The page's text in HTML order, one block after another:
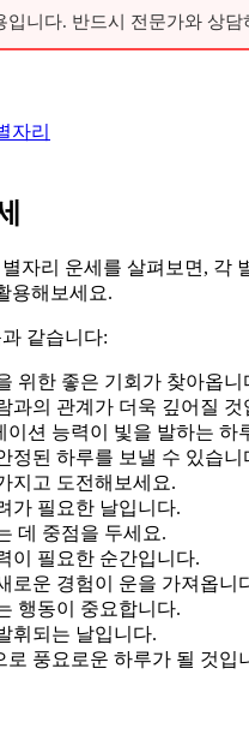
입니다. 반드시 전문가와 상담
자리
별자리 운세를 살펴보면,
용해보세요.
같습니다:
위한 좋은 기회가 찾아옵니
과의 관계가 더욱 깊어질 것
이션 능력이 빛을 발하는 하
정된 하루를 보낼 수 있습니
지고 도전해보세요.
가 필요한 날입니다.
데 중점을 두세요.
이 필요한 순간입니다.
로운 경험이 운을 가져옵니
행동이 중요합니다.
휘되는 날입니다.
로 풍요로운 하루가 될 것입